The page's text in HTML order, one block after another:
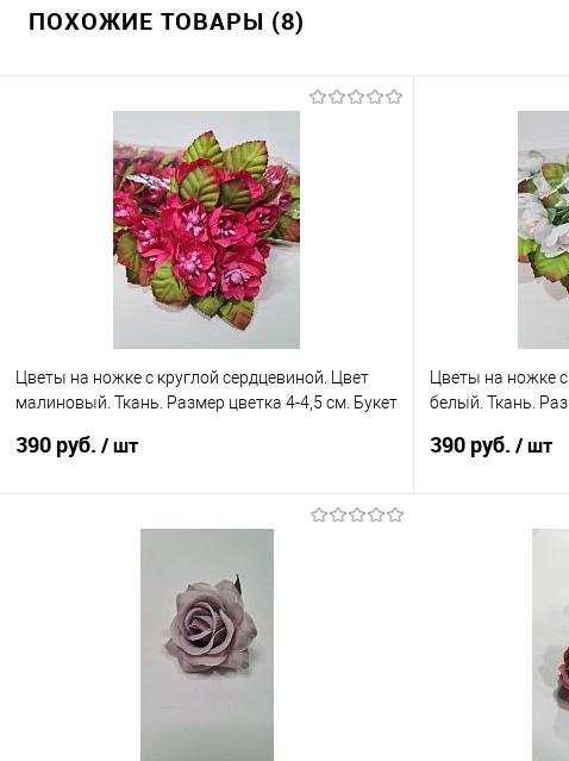
ПОХОЖИЕ ТОВАРЫ (8)
Цветы на ножке с круглой сердцевиной. Цвет
малиновый. Ткань. Размер цветка 4-4,5 см. Букет
390 руб. / шт
В наличии
Цветы на ножке
белый. Ткань.
390 руб. / шт